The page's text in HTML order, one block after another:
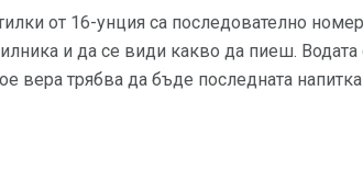
от 16-унция са последователно
и да се види какво да пиеш.
вера трябва да бъде последната